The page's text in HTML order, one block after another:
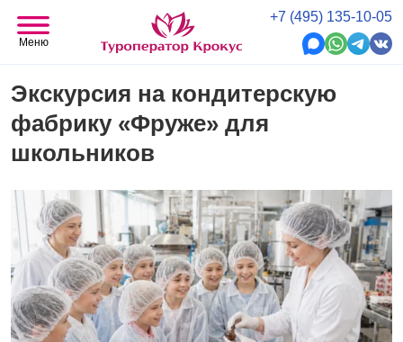
+7 (495) 135-10-05
Меню
Экскурсия на кондитерскую
фабрику «Фруже» для
школьников